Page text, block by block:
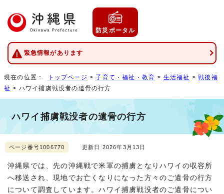
防災ポータル
緊急情報があります
現在の位置： トップページ >子育て・福祉・教育 > 生活福祉 >戦後福
祉 > ハワイ捕虜戦没者の遺骨の行方
ハワイ捕虜戦没者の遺骨の行方
ページ番号1006770 更新日 2026年3月13日
沖縄県では、先の沖縄戦で米軍の捕虜となりハワイの収容所
へ移送され、現地でお亡くなりになった方々のご遺骨の行方
について調査しています。ハワイ捕虜戦没者のご遺骨につい